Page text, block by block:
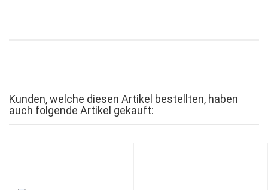
Kunden, welche diesen Artikel bestellten, haben
auch folgende Artikel gekauft: